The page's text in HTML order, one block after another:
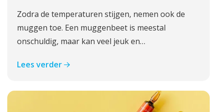
Zodra de temperaturen stijgen, nemen ook de
muggen toe. Een muggenbeet is meestal
onschuldig, maar kan veel jeuk en…
Lees verder